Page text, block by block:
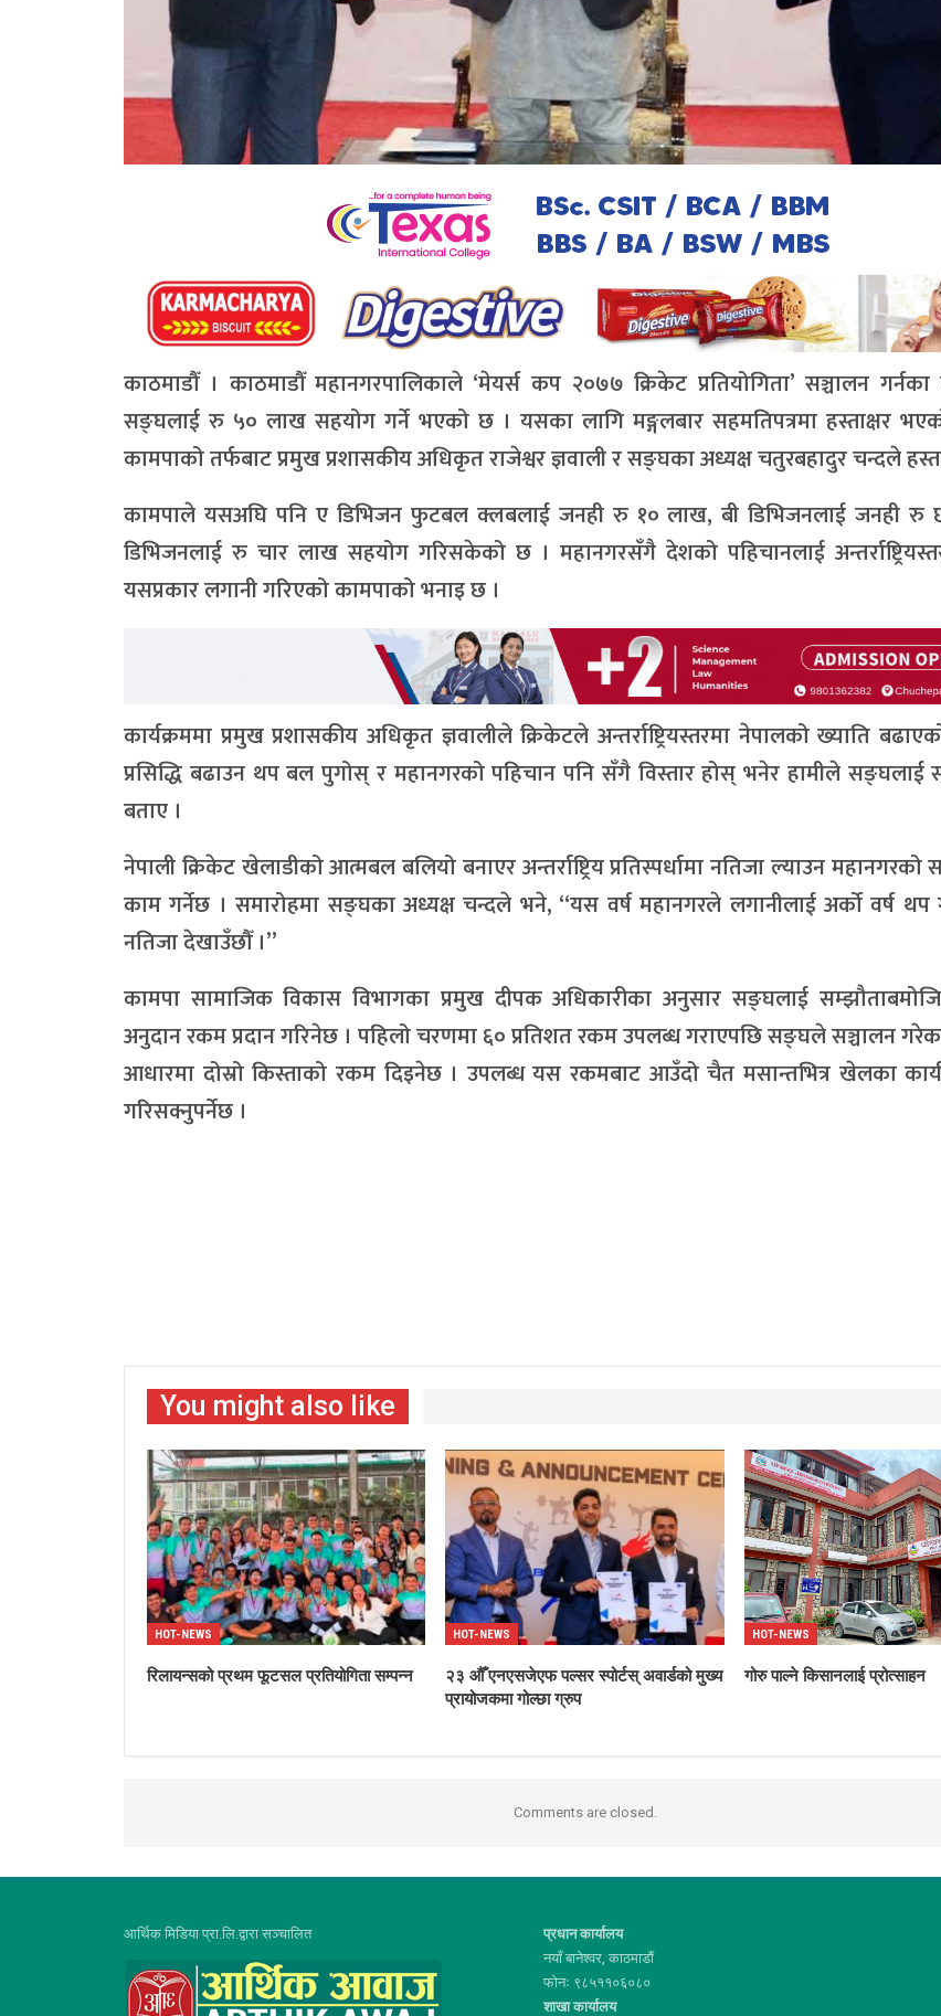
काठमाडौँ । काठमाडौँ महानगरपालिकाले ‘मेयर्स कप २०७७ क्रिकेट प्रतियोगिता’ सञ्चालन
सङ्घलाई रु ५० लाख सहयोग गर्ने भएको छ । यसका लागि मङ्गलबार सहमतिपत्रमा हस्ताक्षर
कामपाको तर्फबाट प्रमुख प्रशासकीय अधिकृत राजेश्वर ज्ञवाली र सङ्घका अध्यक्ष चतुरबहादुर चन्दले
कामपाले यसअघि पनि ए डिभिजन फुटबल क्लबलाई जनही रु १० लाख, बी डिभिजनलाई जनही
डिभिजनलाई रु चार लाख सहयोग गरिसकेको छ । महानगरसँगै देशको पहिचानलाई
यसप्रकार लगानी गरिएको कामपाको भनाइ छ ।
कार्यक्रममा प्रमुख प्रशासकीय अधिकृत ज्ञवालीले क्रिकेटले अन्तर्राष्ट्रियस्तरमा नेपालको ख्याति
प्रसिद्धि बढाउन थप बल पुगोस् र महानगरको पहिचान पनि सँगै विस्तार होस् भनेर हामीले सङ्घलाई
बताए ।
नेपाली क्रिकेट खेलाडीको आत्मबल बलियो बनाएर अन्तर्राष्ट्रिय प्रतिस्पर्धामा नतिजा ल्याउन
काम गर्नेछ । समारोहमा सङ्घका अध्यक्ष चन्दले भने, “यस वर्ष महानगरले लगानीलाई अर्को वर्ष थप
नतिजा देखाउँछौँ ।”
कामपा सामाजिक विकास विभागका प्रमुख दीपक अधिकारीका अनुसार सङ्घलाई
अनुदान रकम प्रदान गरिनेछ । पहिलो चरणमा ६० प्रतिशत रकम उपलब्ध गराएपछि सङ्घले सञ्चालन
आधारमा दोस्रो किस्ताको रकम दिइनेछ । उपलब्ध यस रकमबाट आउँदो चैत मसान्तभित्र खेलका
गरिसक्नुपर्नेछ ।
You might also like
HOT-NEWS
रिलायन्सको प्रथम फूटसल प्रतियोगिता सम्पन्न
HOT-NEWS
२३ औँ एनएसजेएफ पल्सर स्पोर्टस् अवार्डको मुख्य
प्रायोजकमा गोल्छा ग्रुप
HOT-NEWS
गोरु पाल्ने किसानलाई प्रोत्साहन
Comments are closed.
आर्थिक मिडिया प्रा.लि.द्वारा सञ्चालित
प्रधान कार्यालय
नयाँ बानेश्वर, काठमाडौं
फोनः ९८५११०६०८०
शाखा कार्यालय